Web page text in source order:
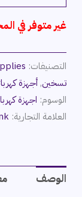
غير متوفر في
التصنيفات:
تسخين,أجهزة
الوسوم: اجهزة
العلامة التجارية:
الوصف